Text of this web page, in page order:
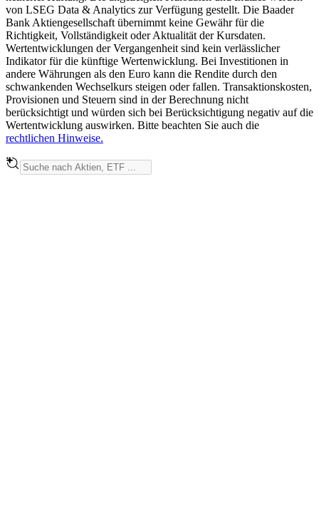
von LSEG Data & Analytics zur Verfügung gestellt. Die Baader
Bank Aktiengesellschaft übernimmt keine Gewähr für die
Richtigkeit, Vollständigkeit oder Aktualität der Kursdaten.
Wertentwicklungen der Vergangenheit sind kein verlässlicher
Indikator für die künftige Wertenwicklung. Bei Investitionen in
andere Währungen als den Euro kann die Rendite durch den
schwankenden Wechselkurs steigen oder fallen. Transaktionskosten,
Provisionen und Steuern sind in der Berechnung nicht
berücksichtigt und würden sich bei Berücksichtigung negativ auf die
Wertentwicklung auswirken. Bitte beachten Sie auch die
rechtlichen Hinweise.